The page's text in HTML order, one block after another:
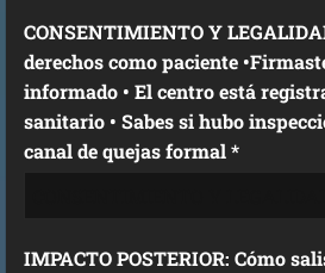
CONSENTIMIENTO Y
derechos como paciente
informado • El centro está
sanitario • Sabes si hubo
canal de quejas formal *
IMPACTO POSTERIOR: Cómo